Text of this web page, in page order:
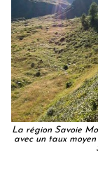
La région Savoie
avec un taux